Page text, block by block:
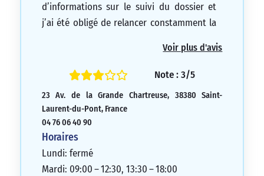
d’informations sur le suivi du dossier et
j’ai été obligé de relancer constamment la
découvert que mon dossier avait été
perdu ! Je suis extrêmement déçu et
Voir plus d'avis
Note : 3/5
23 Av. de la Grande Chartreuse, 38380 Saint-
Laurent-du-Pont, France
04 76 06 40 90
Horaires
Lundi: fermé
Mardi: 09:00 – 12:30, 13:30 – 18:00